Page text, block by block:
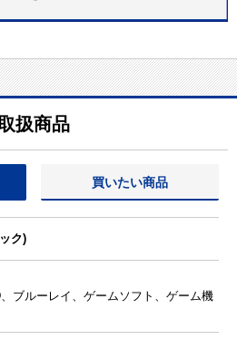
扱商品
買いたい商品
ク)
ブルーレイ、ゲームソフト、ゲーム機